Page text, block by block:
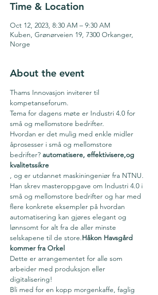
Time & Location
Oct 12, 2023, 8:30 AM – 9:30 AM
Kuben, Grønørveien 19, 7300 Orkanger,
Norge
About the event
Thams Innovasjon inviterer til
kompetanseforum.
Tema for dagens møte er Industri 4.0 for
små og mellomstore bedrifter.
Hvordan er det mulig med enkle midler
åprosesser i små og mellomstore
bedrifter? automatisere, effektivisere,og
kvalitetssikre
, og er utdannet maskiningeniør fra NTNU.
Han skrev masteroppgave om Industri 4.0 i
små og mellomstore bedrifter og har med
flere konkrete eksempler på hvordan
automatisering kan gjøres elegant og
lønnsomt for alt fra de aller minste
selskapene til de store.Håkon Havsgård
kommer fra Orkel
Dette er arrangementet for alle som
arbeider med produksjon eller
digitalisering!
Bli med for en kopp morgenkaffe, faglig